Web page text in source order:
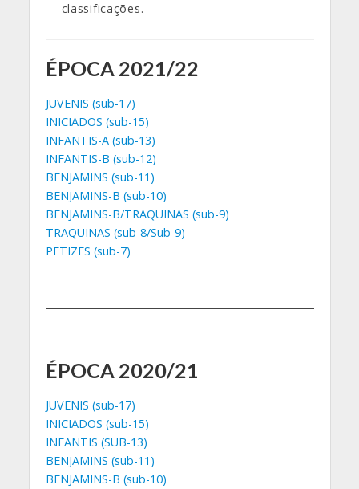
classificações.
ÉPOCA 2021/22
JUVENIS (sub-17)
INICIADOS (sub-15)
INFANTIS-A (sub-13)
INFANTIS-B (sub-12)
BENJAMINS (sub-11)
BENJAMINS-B (sub-10)
BENJAMINS-B/TRAQUINAS (sub-9)
TRAQUINAS (sub-8/Sub-9)
PETIZES (sub-7)
ÉPOCA 2020/21
JUVENIS (sub-17)
INICIADOS (sub-15)
INFANTIS (SUB-13)
BENJAMINS (sub-11)
BENJAMINS-B (sub-10)